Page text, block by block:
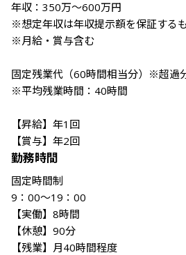
年収：350万～600万円
※想定年収は年収提示額を保証する
※月給・賞与含む
固定残業代（60時間相当分）※超過
※平均残業時間：40時間
【昇給】年1回
【賞与】年2回
勤務時間
固定時間制
9：00〜19：00
【実働】8時間
【休憩】90分
【残業】月40時間程度